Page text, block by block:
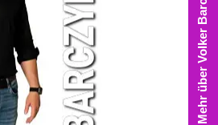
Mehr über Volker Barczynski